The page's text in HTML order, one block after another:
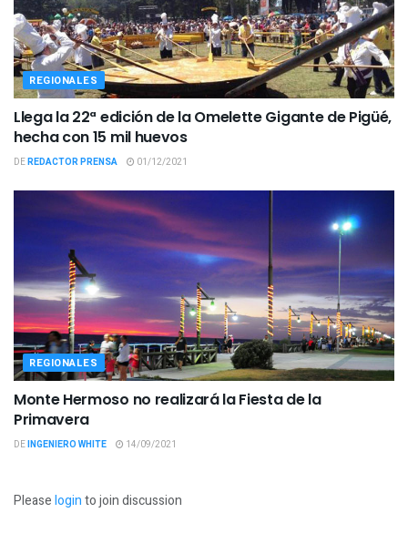
REGIONALES
Llega la 22ª edición de la Omelette Gigante de Pigüé,
hecha con 15 mil huevos
DEREDACTOR PRENSA 01/12/2021
REGIONALES
Monte Hermoso no realizará la Fiesta de la
Primavera
DEINGENIERO WHITE 14/09/2021
Pleaseloginto join discussion